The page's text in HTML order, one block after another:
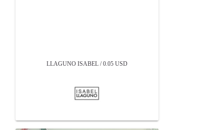
LLAGUNO ISABEL / 0.05 USD